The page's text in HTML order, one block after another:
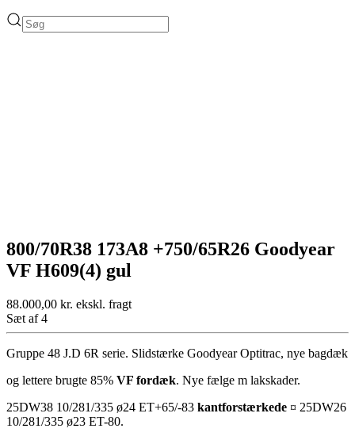
800/70R38 173A8 +750/65R26 Goodyear
VF H609(4) gul
88.000,00 kr. ekskl. fragt
Sæt af 4
Gruppe 48 J.D 6R serie. Slidstærke Goodyear Optitrac, nye bagdæk
og lettere brugte 85% VF fordæk. Nye fælge m lakskader.
25DW38 10/281/335 ø24 ET+65/-83 kantforstærkede ¤ 25DW26
10/281/335 ø23 ET-80.